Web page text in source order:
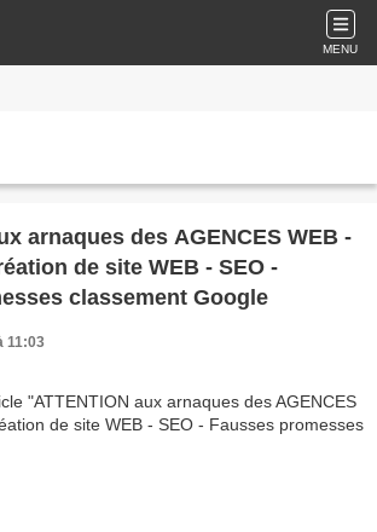
MENU
des AGENCES WEB -
de site WEB - SEO -
classement Google
11:03